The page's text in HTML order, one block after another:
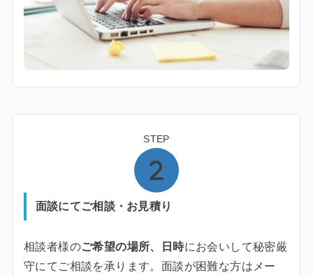
STEP
面談にてご相談・お見積り
相談者様のご希望の場所、日時にお会いして秘密厳
守にてご相談を承ります。面談が困難な方はメー